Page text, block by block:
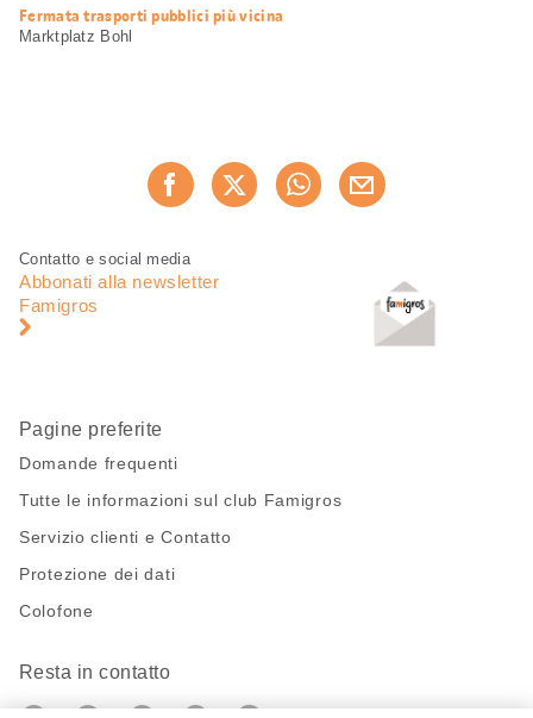
Fermata trasporti pubblici più vicina
Marktplatz Bohl
Consiglia ora
Piè
pagina
Navigazione
pagina
Contatto e social media
Abbonati alla newsletter
Famigros
Pagine preferite
Domande frequenti
Tutte le informazioni sul club Famigros
Servizio clienti e Contatto
Protezione dei dati
Colofone
Resta in contatto